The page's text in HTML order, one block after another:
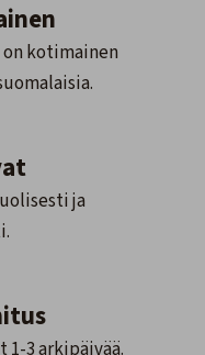
kotimainen
ja
3 arkipäivää.